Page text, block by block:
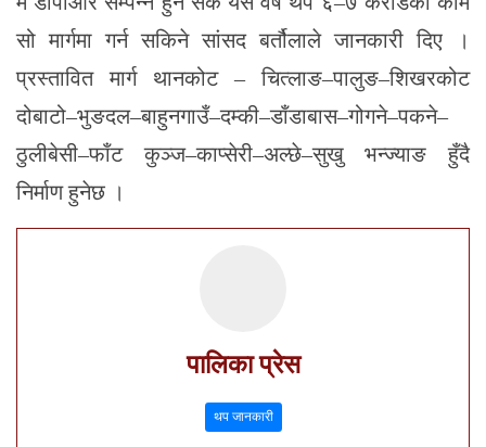
सो मार्गमा गर्न सकिने सांसद बर्तौलाले जानकारी दिए ।
प्रस्तावित मार्ग थानकोट – चित्लाङ–पालुङ–शिखरकोट
दोबाटो–भुङदल–बाहुनगाउँ–दम्की–डाँडाबास–गोगने–पकने–
ठुलीबेसी–फाँट कुञ्ज–काप्सेरी–अल्छे–सुखु भन्ज्याङ हुँदै
निर्माण हुनेछ ।
पालिका प्रेस
थप जानकारी